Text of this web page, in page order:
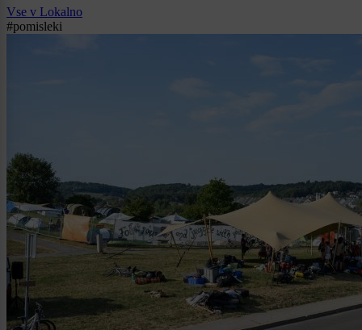
Vse v Lokalno
#pomisleki